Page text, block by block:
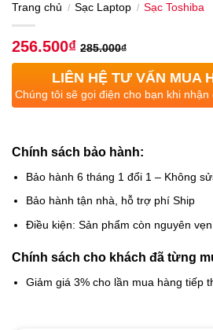
Trang chủ / Sạc Laptop / Sạc Toshiba
256.500₫ 285.000₫
LIÊN HỆ TƯ VẤN MUA
Chúng tôi sẽ gọi điện cho bạn khi
Chính sách bảo hành:
Bảo hành 6 tháng 1 đổi 1 – Không
Bảo hành tận nhà, hỗ trợ phí Ship
Điều kiện: Sản phẩm còn nguyên
Chính sách cho khách đã từng
Giảm giá 3% cho lần mua hàng tiếp